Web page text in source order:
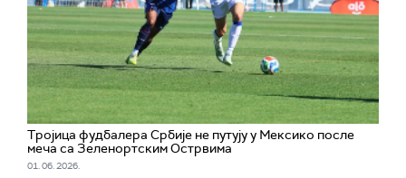
Тројица фудбалера Србије не путују у Мексико после
меча са Зеленортским Острвима
01. 06. 2026.